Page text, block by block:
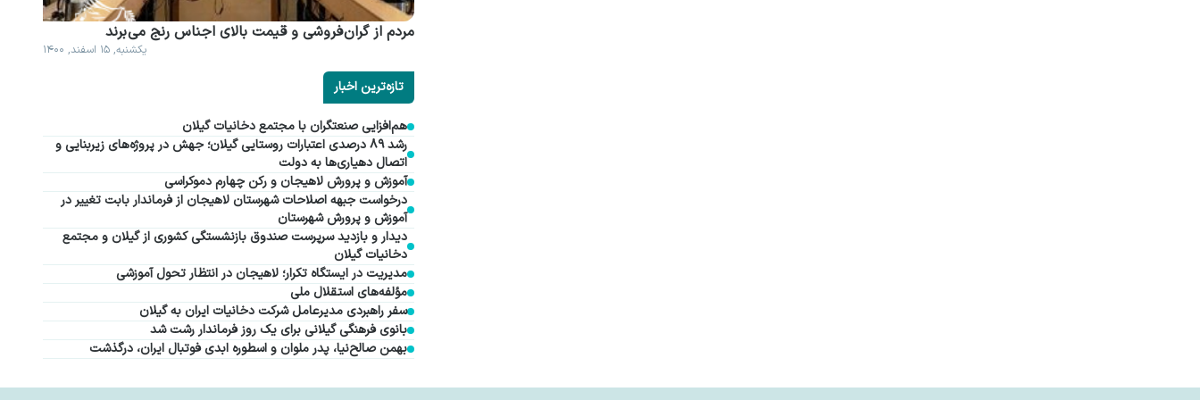
مردم از گران فروشی و قیمت بالای اجناس رنج می برند
یکشنبه, ۱۵ اسفند, ۱۴۰۰
تازه‌ترین اخبار
هم‌افزایی صنعتگران با مجتمع دخانیات گیلان
رشد ۸۹ درصدی اعتبارات روستایی گیلان؛ جهش در پروژه‌های زیربنایی و
اتصال دهیاری‌ها به دولت
آموزش و پرورش لاهیجان و رکن چهارم دموکراسی
درخواست جبهه اصلاحات شهرستان لاهیجان از فرماندار بابت تغییر در
آموزش و پرورش شهرستان
دیدار و بازدید سرپرست صندوق بازنشستگی کشوری از گیلان و مجتمع
دخانیات گیلان
مدیریت در ایستگاه تکرار؛ لاهیجان در انتظار تحول آموزشی
مؤلفه‌های استقلال ملی
سفر راهبردی مدیرعامل شرکت دخانیات ایران به گیلان
بانوی فرهنگی گیلانی برای یک روز فرماندار رشت شد
بهمن صالح‌نیا، پدر ملوان و اسطوره ابدی فوتبال ایران، درگذشت